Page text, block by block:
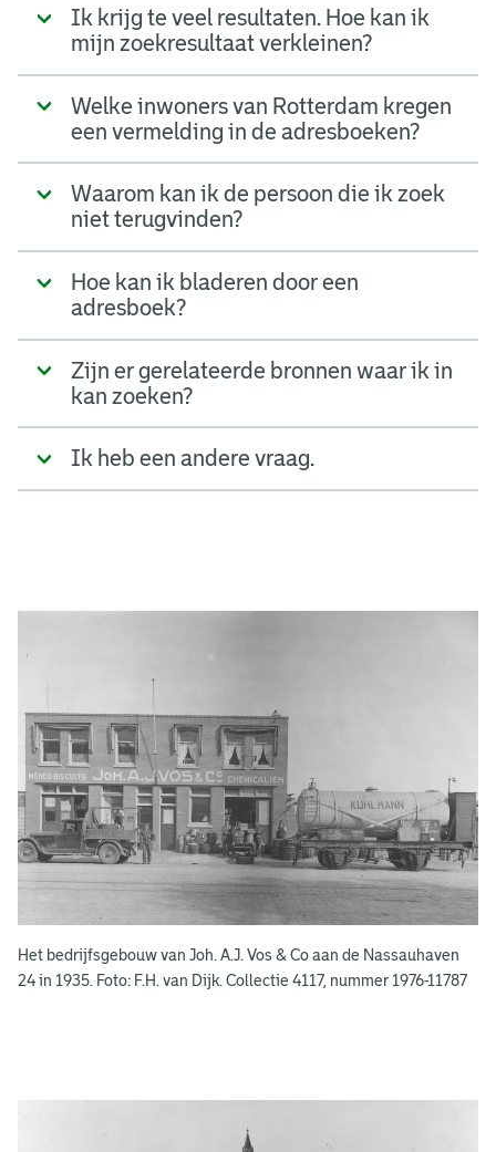
Ik krijg te veel resultaten. Hoe kan ik
mijn zoekresultaat verkleinen?
Welke inwoners van Rotterdam kregen
een vermelding in de adresboeken?
Waarom kan ik de persoon die ik zoek
niet terugvinden?
Hoe kan ik bladeren door een
adresboek?
Zijn er gerelateerde bronnen waar ik in
kan zoeken?
Ik heb een andere vraag.
e
s
b
o
e
e
n
e
n
Het bedrijfsgebouw van Joh. A.J. Vos & Co aan de Nassauhaven
24 in 1935. Foto: F.H. van Dijk. Collectie 4117, nummer 1976-11787